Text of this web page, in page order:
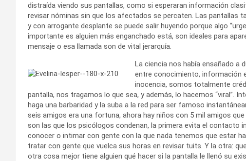
distraída viendo sus pantallas, como si esperaran información
revisar nóminas sin que los afectados se percaten. Las pantallas
y con arrogante desplante se puede salir huyendo porque algo
importante es alguien más enganchado está, son ideales para
mensaje o esa llamada son de vital jerarquía.
La ciencia nos había ensañado a
entre conocimiento, información
inocencia, somos totalmente
pantalla, nos tragamos lo que sea, y además, lo hacemos “viral”.
haga una barbaridad y la suba a la red para ser famoso
seis amigos era una fortuna, ahora hay niños con 5 mil amigos
son las que los psicólogos condenan, la primera evita el contacto
conocer o intimar con gente con la que nada tenemos que estar
tratar con gente que vuelca sus horas en revisar tuits. Y la otra:
otra cosa mejor tiene alguien qué hacer si la pantalla le llenó su